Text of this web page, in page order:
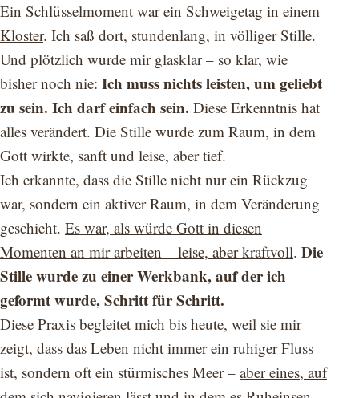
Ein Schlüsselmoment war ein Schweigetag in einem
Kloster. Ich saß dort, stundenlang, in völliger Stille.
Und plötzlich wurde mir glasklar – so klar, wie
bisher noch nie: Ich muss nichts leisten, um geliebt
zu sein. Ich darf einfach sein. Diese Erkenntnis hat
alles verändert. Die Stille wurde zum Raum, in dem
Gott wirkte, sanft und leise, aber tief.
Ich erkannte, dass die Stille nicht nur ein Rückzug
war, sondern ein aktiver Raum, in dem Veränderung
geschieht. Es war, als würde Gott in diesen
Momenten an mir arbeiten – leise, aber kraftvoll. Die
Stille wurde zu einer Werkbank, auf der ich
geformt wurde, Schritt für Schritt.
Diese Praxis begleitet mich bis heute, weil sie mir
zeigt, dass das Leben nicht immer ein ruhiger Fluss
ist, sondern oft ein stürmisches Meer – aber eines, auf